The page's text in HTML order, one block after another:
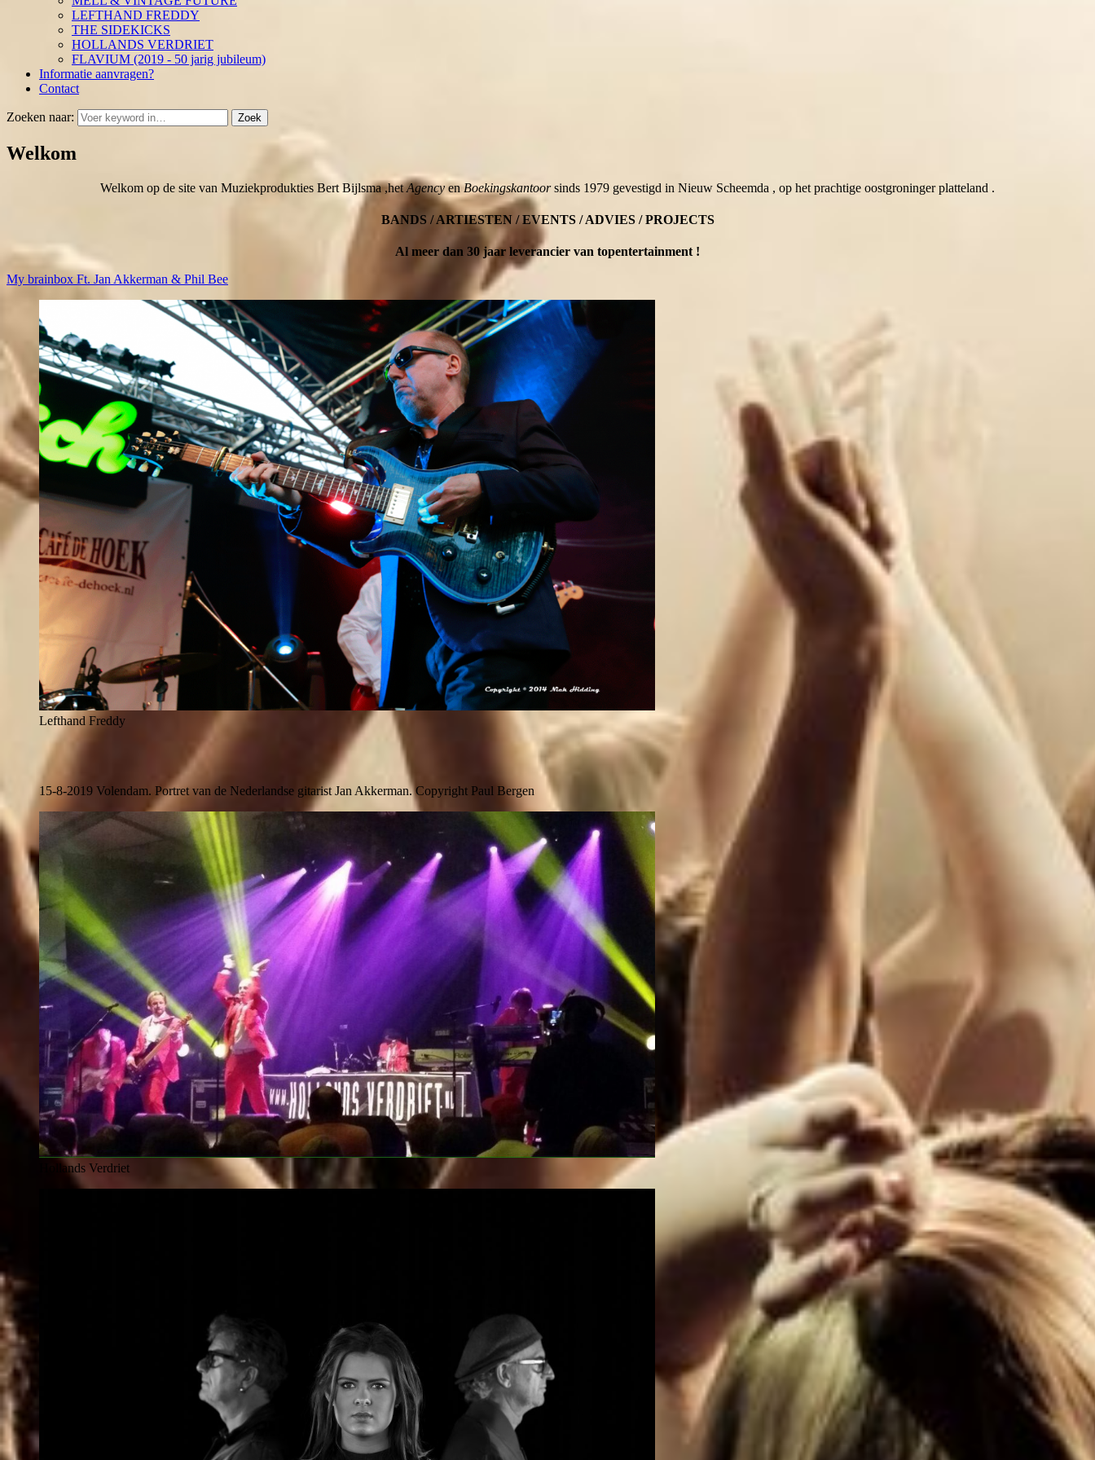
LEFTHAND FREDDY
THE SIDEKICKS
HOLLANDS VERDRIET
FLAVIUM (2019 - 50 jarig jubileum)
Informatie aanvragen?
Contact
Zoeken naar: Zoek
Welkom
Welkom op de site van Muziekprodukties Bert Bijlsma ,hetAgency enBoekingskantoorsinds 1979 gevestigd in Nieuw Scheemda , op het prachtige oostgroninger platteland .
BANDS / ARTIESTEN / EVENTS / ADVIES / PROJECTS
Al meer dan 30 jaar leverancier van topentertainment !
My brainbox Ft. Jan Akkerman & Phil Bee
Lefthand Freddy
15-8-2019 Volendam. Portret van de Nederlandse gitarist Jan Akkerman. Copyright Paul Bergen
Hollands Verdriet